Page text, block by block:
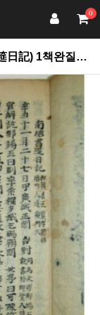
0
책완질 > 고서적